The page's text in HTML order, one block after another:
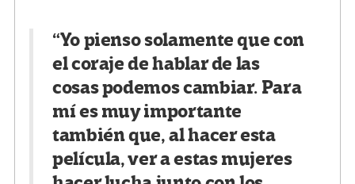
“Yo pienso solamente que con
el coraje de hablar de las
cosas podemos cambiar. Para
mí es muy importante
también que, al hacer esta
película, ver a estas mujeres